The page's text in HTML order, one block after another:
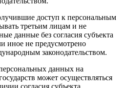
доступ к персональным
третьим лицам и не
данные без согласия субъекта
иное не предусмотрено
законодательством.
данных на
может осуществляться
согласия субъекта